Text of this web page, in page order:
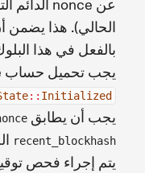
بالفعل في هذا
يجب تحميل حساب nonce ويجب تحليله كـ
:: Initialized
يجب أن يطابق
recent_blockhash